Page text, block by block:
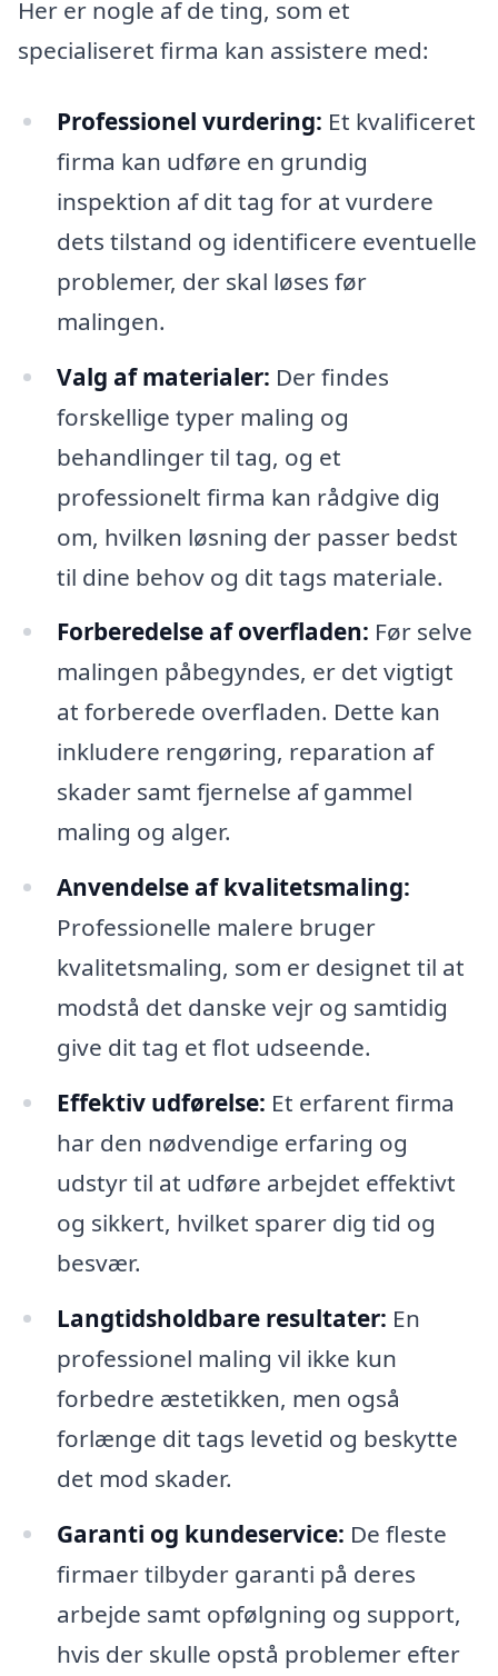
Her er nogle af de ting, som et
specialiseret firma kan assistere med:
Professionel vurdering: Et kvalificeret
firma kan udføre en grundig
inspektion af dit tag for at vurdere
dets tilstand og identificere eventuelle
problemer, der skal løses før
malingen.
Valg af materialer: Der findes
forskellige typer maling og
behandlinger til tag, og et
professionelt firma kan rådgive dig
om, hvilken løsning der passer bedst
til dine behov og dit tags materiale.
Forberedelse af overfladen: Før selve
malingen påbegyndes, er det vigtigt
at forberede overfladen. Dette kan
inkludere rengøring, reparation af
skader samt fjernelse af gammel
maling og alger.
Anvendelse af kvalitetsmaling:
Professionelle malere bruger
kvalitetsmaling, som er designet til at
modstå det danske vejr og samtidig
give dit tag et flot udseende.
Effektiv udførelse: Et erfarent firma
har den nødvendige erfaring og
udstyr til at udføre arbejdet effektivt
og sikkert, hvilket sparer dig tid og
besvær.
Langtidsholdbare resultater: En
professionel maling vil ikke kun
forbedre æstetikken, men også
forlænge dit tags levetid og beskytte
det mod skader.
Garanti og kundeservice: De fleste
firmaer tilbyder garanti på deres
arbejde samt opfølgning og support,
hvis der skulle opstå problemer efter